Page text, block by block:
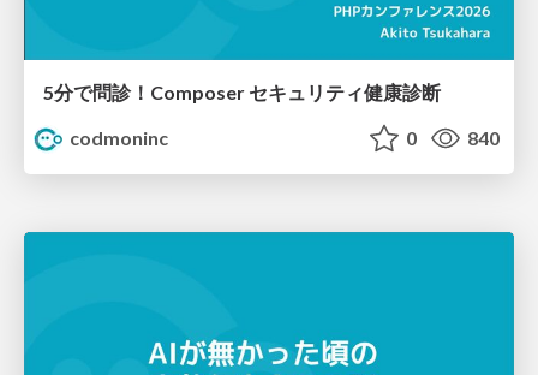
5分で問診！Composer セキュリティ健康診断
codmoninc
0 840